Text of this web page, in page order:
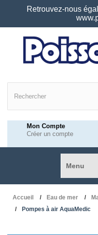
Retrouvez-nous
Mon Compte
Créer un compte
Menu
Accueil Eau de mer
Pompes à air AquaMedic